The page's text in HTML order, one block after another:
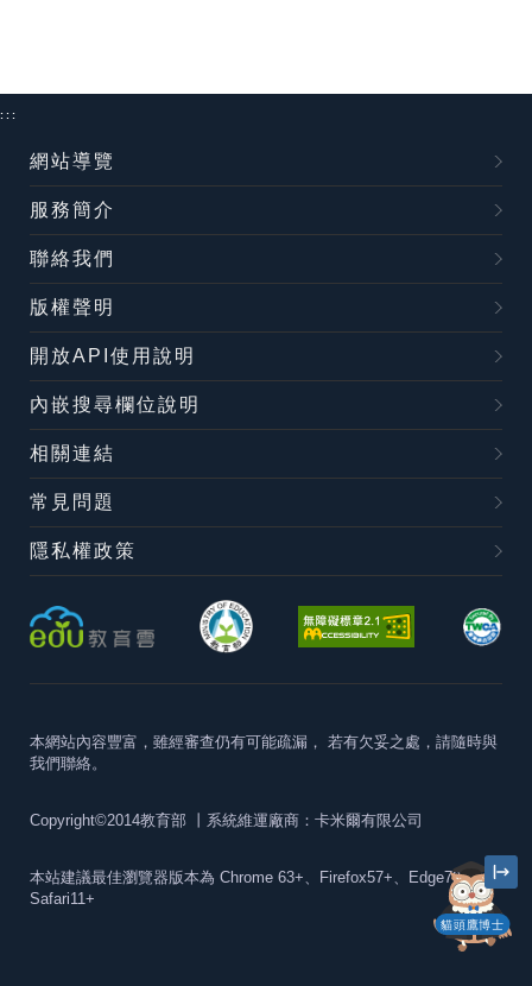
貓頭鷹博士
:::
網站導覽
服務簡介
聯絡我們
版權聲明
開放API使用說明
內嵌搜尋欄位說明
相關連結
常見問題
隱私權政策
本網站內容豐富，雖經審查仍有可能疏漏， 若有欠妥之處，請隨時與
我們聯絡。
Copyright©2014教育部 丨系統維運廠商：卡米爾有限公司
本站建議最佳瀏覽器版本為 Chrome 63+、Firefox57+、Edge79+及
Safari11+